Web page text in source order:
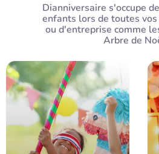
Dianniversaire s'occupe
enfants lors de toutes
ou d'entreprise comme
Arbre de